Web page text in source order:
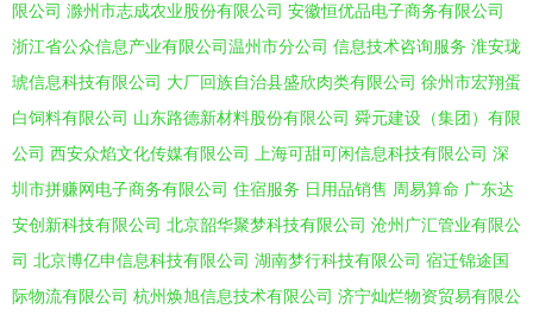
限公司 滁州市志成农业股份有限公司 安徽恒优品电子商务有限公司
浙江省公众信息产业有限公司温州市分公司 信息技术咨询服务 淮安珑
琥信息科技有限公司 大厂回族自治县盛欣肉类有限公司 徐州市宏翔蛋
白饲料有限公司 山东路德新材料股份有限公司 舜元建设（集团）有限
公司 西安众焰文化传媒有限公司 上海可甜可闲信息科技有限公司 深
圳市拼赚网电子商务有限公司 住宿服务 日用品销售 周易算命 广东达
安创新科技有限公司 北京韶华聚梦科技有限公司 沧州广汇管业有限公
司 北京博亿申信息科技有限公司 湖南梦行科技有限公司 宿迁锦途国
际物流有限公司 杭州焕旭信息技术有限公司 济宁灿烂物资贸易有限公